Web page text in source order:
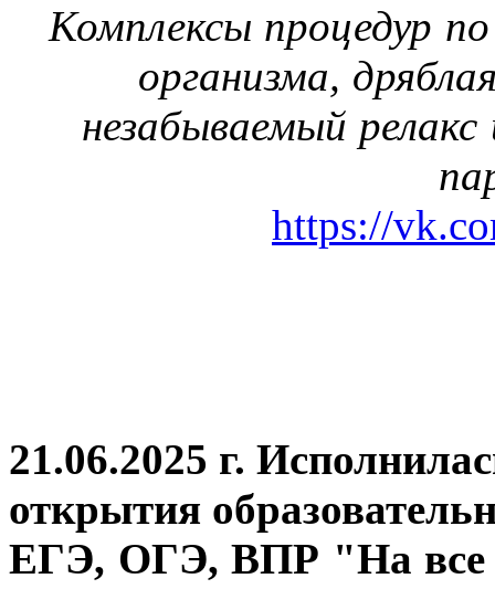
Комплексы процедур
организма,
незабываемый
https://
21.06.2025 г.
открытия
ЕГЭ, ОГЭ, ВПР "На все